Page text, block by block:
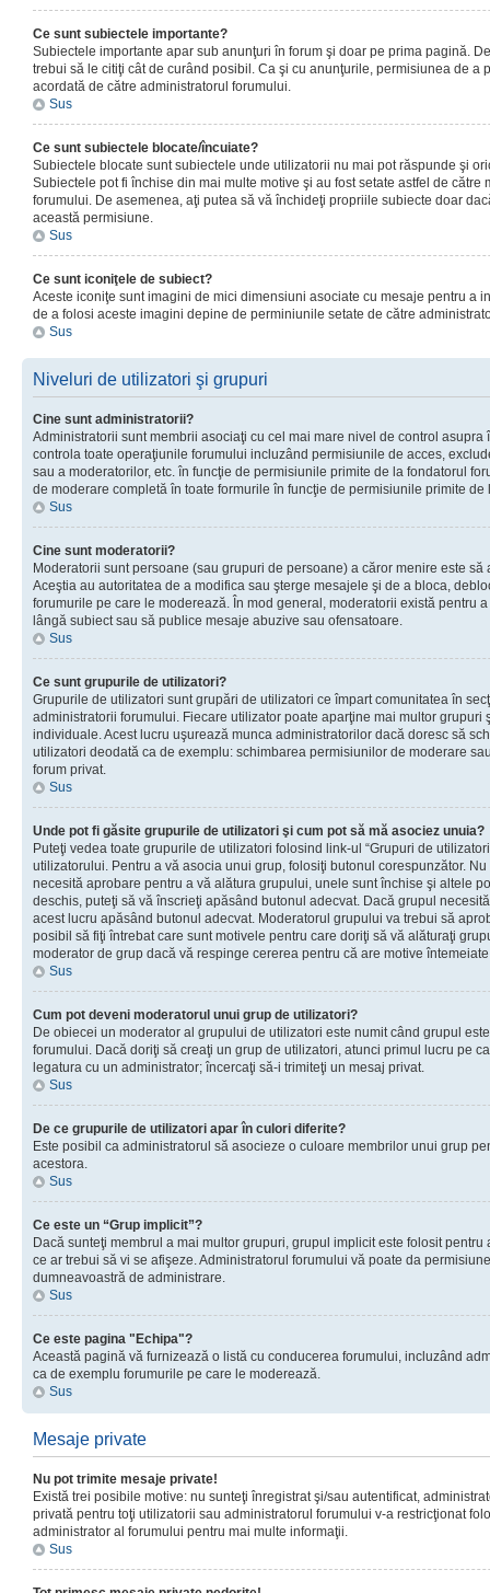
Ce sunt subiectele importante?
Subiectele importante apar sub anunţuri în forum şi doar pe prima pagină.
trebui să le citiţi cât de curând posibil. Ca şi cu anunţurile, permisiunea de a
acordată de către administratorul forumului.
Sus
Ce sunt subiectele blocate/încuiate?
Subiectele blocate sunt subiectele unde utilizatorii nu mai pot răspunde şi
Subiectele pot fi închise din mai multe motive şi au fost setate astfel de către
forumului. De asemenea, aţi putea să vă închideţi propriile subiecte doar
această permisiune.
Sus
Ce sunt iconiţele de subiect?
Aceste iconiţe sunt imagini de mici dimensiuni asociate cu mesaje pentru a
de a folosi aceste imagini depine de perminiunile setate de către
Sus
Niveluri de utilizatori şi grupuri
Cine sunt administratorii?
Administratorii sunt membrii asociaţi cu cel mai mare nivel de control asupra
controla toate operaţiunile forumului incluzând permisiunile de acces,
sau a moderatorilor, etc. în funcţie de permisiunile primite de la fondatorul
de moderare completă în toate formurile în funcţie de permisiunile primite de
Sus
Cine sunt moderatorii?
Moderatorii sunt persoane (sau grupuri de persoane) a căror menire este
Aceştia au autoritatea de a modifica sau şterge mesajele şi de a bloca,
forumurile pe care le moderează. În mod general, moderatorii există pentru
lângă subiect sau să publice mesaje abuzive sau ofensatoare.
Sus
Ce sunt grupurile de utilizatori?
Grupurile de utilizatori sunt grupări de utilizatori ce împart comunitatea în
administratorii forumului. Fiecare utilizator poate aparţine mai multor grupuri
individuale. Acest lucru uşurează munca administratorilor dacă doresc să
utilizatori deodată ca de exemplu: schimbarea permisiunilor de moderare
forum privat.
Sus
Unde pot fi găsite grupurile de utilizatori şi cum pot să mă asociez unuia?
Puteţi vedea toate grupurile de utilizatori folosind link-ul “Grupuri de
utilizatorului. Pentru a vă asocia unui grup, folosiţi butonul corespunzător.
necesită aprobare pentru a vă alătura grupului, unele sunt închise şi altele
deschis, puteţi să vă înscrieţi apăsând butonul adecvat. Dacă grupul
acest lucru apăsând butonul adecvat. Moderatorul grupului va trebui să
posibil să fiţi întrebat care sunt motivele pentru care doriţi să vă alăturaţi
moderator de grup dacă vă respinge cererea pentru că are motive
Sus
Cum pot deveni moderatorul unui grup de utilizatori?
De obiecei un moderator al grupului de utilizatori este numit când grupul
forumului. Dacă doriţi să creaţi un grup de utilizatori, atunci primul lucru pe
legatura cu un administrator; încercaţi să-i trimiteţi un mesaj privat.
Sus
De ce grupurile de utilizatori apar în culori diferite?
Este posibil ca administratorul să asocieze o culoare membrilor unui grup
acestora.
Sus
Ce este un “Grup implicit”?
Dacă sunteţi membrul a mai multor grupuri, grupul implicit este folosit
ce ar trebui să vi se afişeze. Administratorul forumului vă poate da
dumneavoastră de administrare.
Sus
Ce este pagina "Echipa"?
Această pagină vă furnizează o listă cu conducerea forumului, incluzând
ca de exemplu forumurile pe care le moderează.
Sus
Mesaje private
Nu pot trimite mesaje private!
Există trei posibile motive: nu sunteţi înregistrat şi/sau autentificat,
privată pentru toţi utilizatorii sau administratorul forumului v-a restricţionat
administrator al forumului pentru mai multe informaţii.
Sus